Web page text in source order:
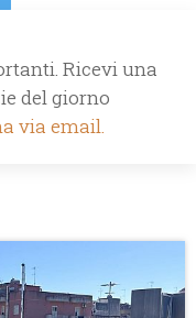
Ricevi una
del giorno
via email.